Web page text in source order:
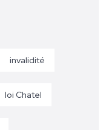
invalidité
loi Chatel